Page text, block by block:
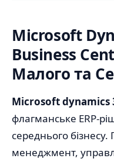
Microsoft
Business
Малого та
Microsoft dynamics
флагманське ERP-
середнього
менеджмент,